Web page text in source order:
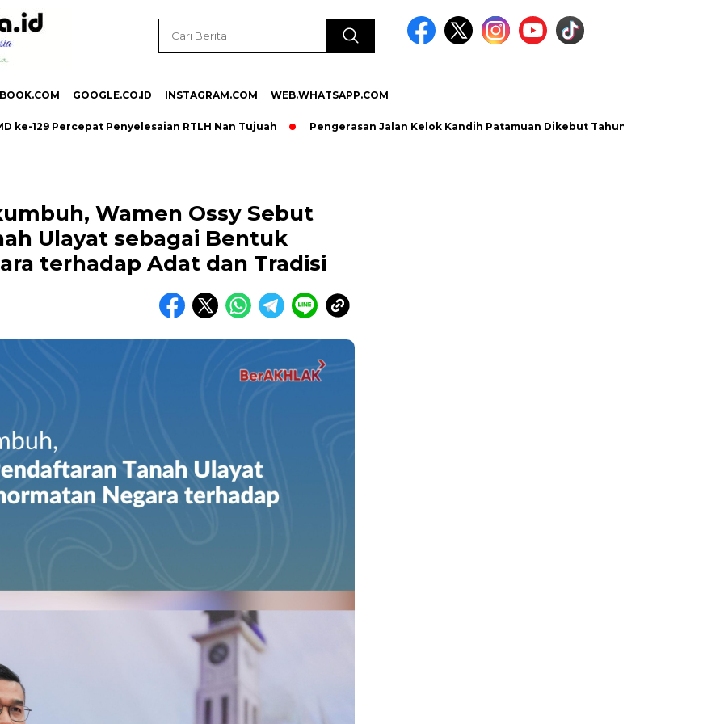
GOOGLE.CO.ID INSTAGRAM.COM WEB.WHATSAPP.COM
Percepat Penyelesaian RTLH Nan Tujuah Pengerasan Jalan Kelok Kandih Patamuan Dikebut Tahun Ini BTN dan GARPU
Wamen Ossy Sebut
Ulayat sebagai Bentuk
terhadap Adat dan Tradisi